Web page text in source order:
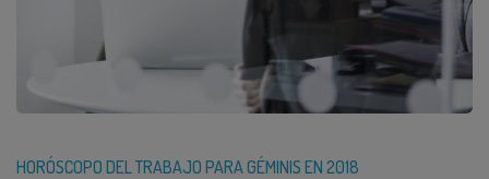
HORÓSCOPO DEL TRABAJO PARA GÉMINIS EN 2018